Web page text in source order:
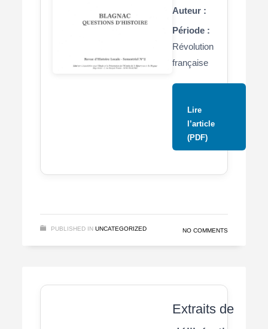
Auteur :
Période :
Révolution
française
Lire
l’article
(PDF)
PUBLISHED IN UNCATEGORIZED NO COMMENTS
Extraits de